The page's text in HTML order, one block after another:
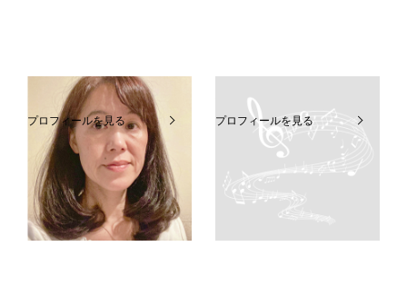
市來ますみ
プロフィールを見る
MUSIC JOY 府中 高幡センター
小宮彩加
プロフィールを見る